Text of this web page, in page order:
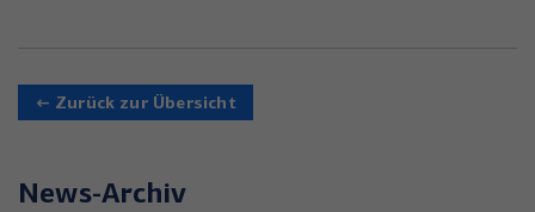
← Zurück zur Übersicht
News-Archiv